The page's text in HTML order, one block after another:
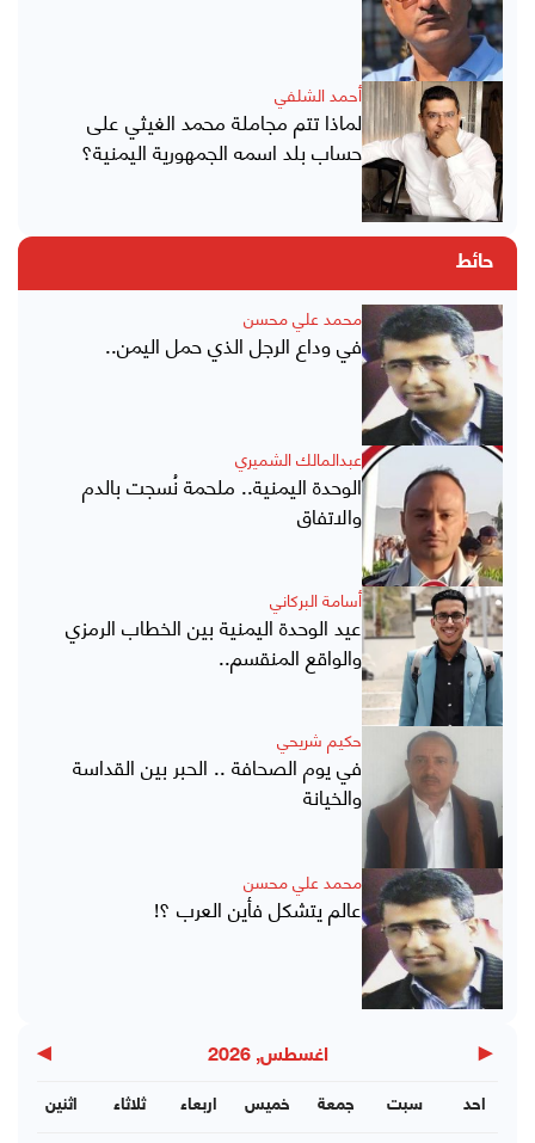
أحمد الشلفي
لماذا تتم مجاملة محمد الغيثي على
حساب بلد اسمه الجمهورية اليمنية؟
حائط
محمد علي محسن
في وداع الرجل الذي حمل اليمن..
عبدالمالك الشميري
الوحدة اليمنية.. ملحمة نُسجت بالدم
والاتفاق
أسامة البركاني
عيد الوحدة اليمنية بين الخطاب الرمزي
والواقع المنقسم..
حكيم شريحي
في يوم الصحافة .. الحبر بين القداسة
والخيانة
محمد علي محسن
عالم يتشكل فأين العرب ؟!
◀ اغسطس, 2026 ▶
اثنين ثلاثاء اربعاء خميس جمعة سبت احد